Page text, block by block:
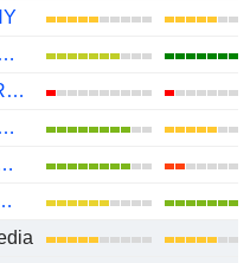
TAB GIDA SANAYI VE TICARET
DOMINO'S PIZZA ENTERPRISES LIMITED
DOMINO'S PIZZA GROUP PLC
LIMITED
HOLDING LTD.